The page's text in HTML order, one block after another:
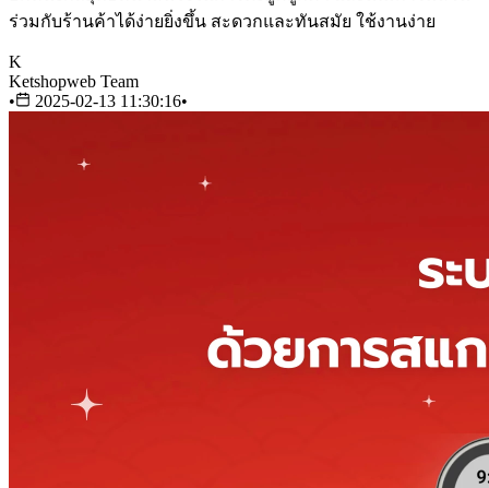
ร่วมกับร้านค้าได้ง่ายยิ่งขึ้น สะดวกและทันสมัย ใช้งานง่าย
K
Ketshopweb Team
•
2025-02-13 11:30:16•